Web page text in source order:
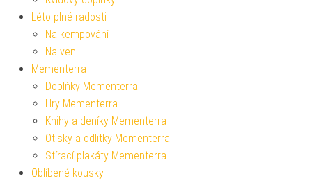
Léto plné radosti
Na kempování
Na ven
Mementerra
Doplňky Mementerra
Hry Mementerra
Knihy a deníky Mementerra
Otisky a odlitky Mementerra
Stírací plakáty Mementerra
Oblíbené kousky